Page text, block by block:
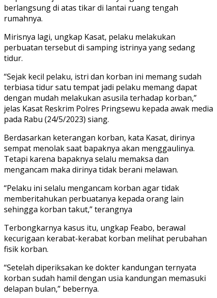
berlangsung di atas tikar di lantai ruang tengah
rumahnya.
Mirisnya lagi, ungkap Kasat, pelaku melakukan
perbuatan tersebut di samping istrinya yang sedang
tidur.
“Sejak kecil pelaku, istri dan korban ini memang sudah
terbiasa tidur satu tempat jadi pelaku memang dapat
dengan mudah melakukan asusila terhadap korban,”
jelas Kasat Reskrim Polres Pringsewu kepada awak media
pada Rabu (24/5/2023) siang.
Berdasarkan keterangan korban, kata Kasat, dirinya
sempat menolak saat bapaknya akan menggaulinya.
Tetapi karena bapaknya selalu memaksa dan
mengancam maka dirinya tidak berani melawan.
“Pelaku ini selalu mengancam korban agar tidak
memberitahukan perbuatanya kepada orang lain
sehingga korban takut,” terangnya
Terbongkarnya kasus itu, ungkap Feabo, berawal
kecurigaan kerabat-kerabat korban melihat perubahan
fisik korban.
“Setelah diperiksakan ke dokter kandungan ternyata
korban sudah hamil dengan usia kandungan memasuki
delapan bulan,” bebernya.